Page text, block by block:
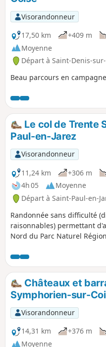
Visorandonneur
17,50 km
+409 m
Moyenne
Départ à Saint-Denis-
Beau parcours en
Le col de Trente
Paul-en-Jarez
Visorandonneur
11,24 km
+306 m
4h 05
Moyenne
Départ à Saint-Paul-en-
Randonnée sans difficulté
raisonnables) permettant
Nord du Parc Naturel
bosquets, quelques
fréquentées.
Châteaux et
Symphorien-sur-
Visorandonneur
14,31 km
+376 m
Moyenne